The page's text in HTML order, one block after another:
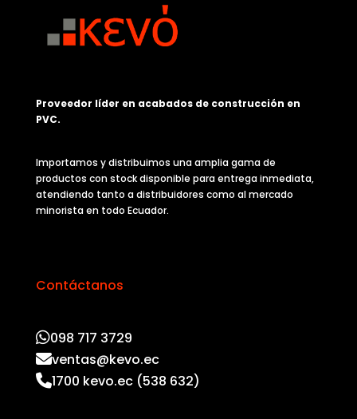
Proveedor líder en acabados de construcción en
PVC.
Importamos y distribuimos una amplia gama de
productos con stock disponible para entrega inmediata,
atendiendo tanto a distribuidores como al mercado
minorista en todo Ecuador.
Contáctanos
098 717 3729
ventas@kevo.ec
1700 kevo.ec (538 632)